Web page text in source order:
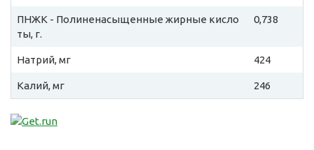
ПНЖК - Полиненасыщенные жирные кисло
ты, г.
0,738
Натрий, мг 424
Калий, мг 246